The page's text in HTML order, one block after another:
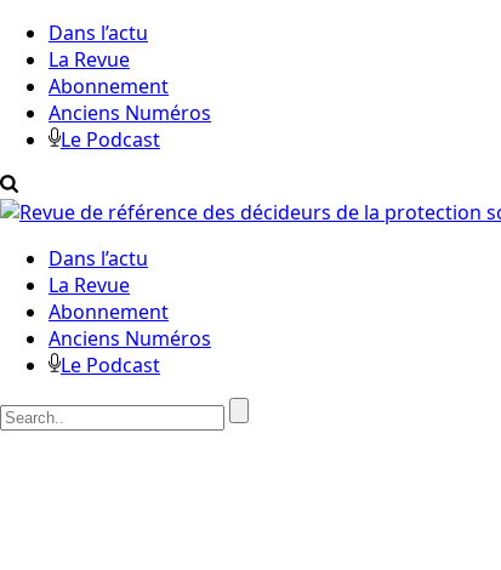
Dans l’actu
La Revue
Abonnement
Anciens Numéros
Le Podcast
Dans l’actu
La Revue
Abonnement
Anciens Numéros
Le Podcast